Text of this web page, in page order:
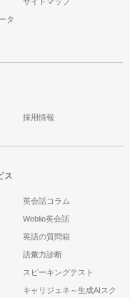
タ
採用情報
ス
英会話コラム
Weblio英会話
英語の質問箱
語彙力診断
スピーキングテスト
キャリジェネ～生成AIスク